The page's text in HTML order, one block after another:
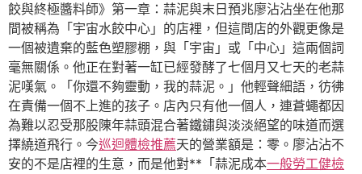
餃與終極醬料師》第一章：蒜泥與末日預兆廖沾沾坐在他那
間被稱為「宇宙水餃中心」的店裡，但這間店的外觀更像是
一個被遺棄的藍色塑膠棚，與「宇宙」或「中心」這兩個詞
毫無關係。他正在對著一缸已經發酵了七個月又七天的老蒜
泥嘆氣。「你還不夠靈動，我的蒜泥。」他輕聲細語，彷彿
在責備一個不上進的孩子。店內只有他一個人，連蒼蠅都因
為難以忍受那股陳年蒜頭混合著鐵鏽與淡淡絕望的味道而選
擇繞道飛行。今巡迴體檢推薦天的營業額是：零。廖沾沾不
安的不是店裡的生意，而是他對**「蒜泥成本一般勞工健檢